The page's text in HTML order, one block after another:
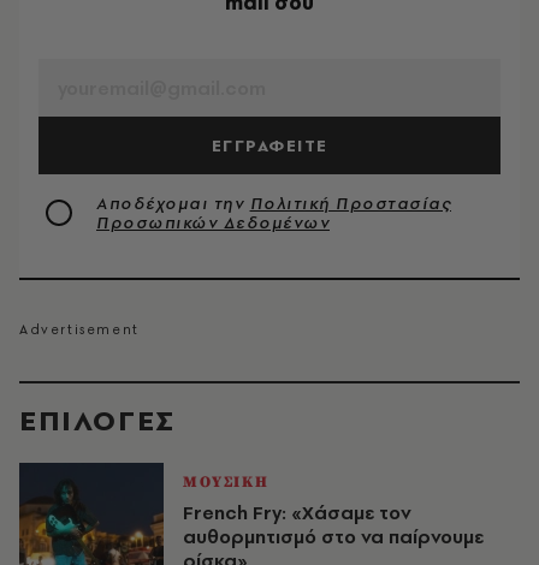
EΠΙΛΟΓΈΣ
ΜΟΥΣΙΚΗ
French Fry: «Χάσαμε τον
αυθορμητισμό στο να παίρνουμε
ΕΓΓΡΑΦΕΙΤΕ
Αποδέχομαι την Πολιτική Προστασίας
Προσωπικών Δεδομένων